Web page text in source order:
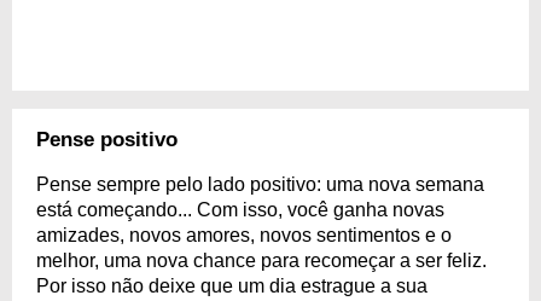
Pense positivo
Pense sempre pelo lado positivo: uma nova semana
está começando... Com isso, você ganha novas
amizades, novos amores, novos sentimentos e o
melhor, uma nova chance para recomeçar a ser feliz.
Por isso não deixe que um dia estrague a sua